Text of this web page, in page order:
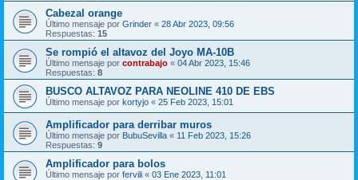
Cabezal orange
Último mensaje por Grinder « 28 Abr 2023, 09:56
Respuestas: 15
Se rompió el altavoz del Joyo MA-10B
Último mensaje por contrabajo « 04 Abr 2023, 15:46
Respuestas: 8
BUSCO ALTAVOZ PARA NEOLINE 410 DE EBS
Último mensaje por kortyjo « 25 Feb 2023, 15:01
Amplificador para derribar muros
Último mensaje por BubuSevilla « 11 Feb 2023, 15:26
Respuestas: 9
Amplificador para bolos
Último mensaje por fervili « 03 Ene 2023, 11:01